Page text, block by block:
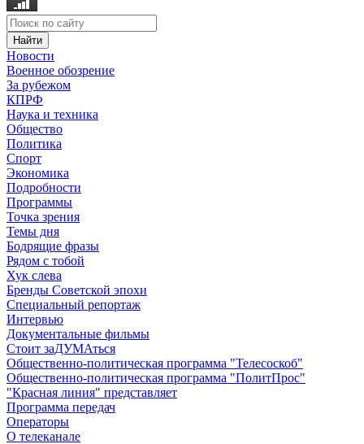
Новости
Военное обозрение
За рубежом
КПРФ
Наука и техника
Общество
Политика
Спорт
Экономика
Подробности
Программы
Точка зрения
Темы дня
Бодрящие фразы
Рядом с тобой
Хук слева
Бренды Советской эпохи
Специальный репортаж
Интервью
Документальные фильмы
Стоит заДУМАться
Общественно-политическая программа "Телесоскоб"
Общественно-политическая программа "ПолитПрос"
"Красная линия" представляет
Программа передач
Операторы
О телеканале